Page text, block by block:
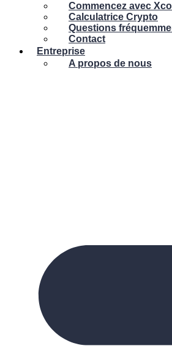
Commencez avec
Calculatrice Crypto
Questions
Contact
Entreprise
A propos de nous